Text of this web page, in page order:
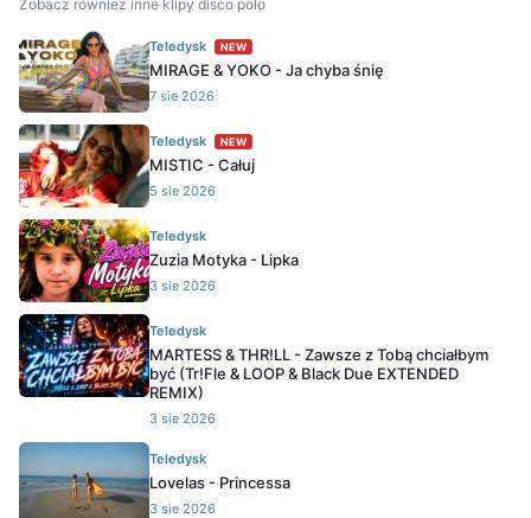
Zobacz również inne klipy disco polo
Teledysk NEW
MIRAGE & YOKO - Ja chyba śnię
7 sie 2026
Teledysk NEW
MISTIC - Całuj
5 sie 2026
Teledysk
Zuzia Motyka - Lipka
3 sie 2026
Teledysk
MARTESS & THR!LL - Zawsze z Tobą chciałbym
być (Tr!Fle & LOOP & Black Due EXTENDED
REMIX)
3 sie 2026
Teledysk
Lovelas - Princessa
3 sie 2026